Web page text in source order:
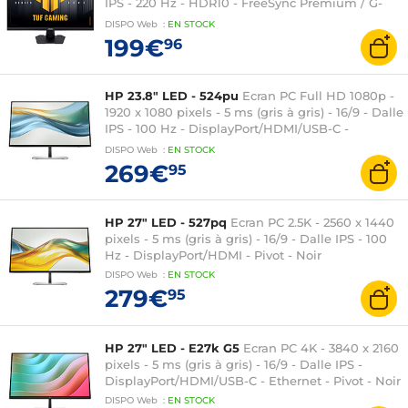
SYNC Compatible - HDMI/DisplayPort - Noir
DISPO Web : EN STOCK
199€96
HP 23.8" LED - 524pu Ecran PC Full HD 1080p -
1920 x 1080 pixels - 5 ms (gris à gris) - 16/9 - Dalle
IPS - 100 Hz - DisplayPort/HDMI/USB-C -
Ethernet - Noir
DISPO Web : EN STOCK
269€95
HP 27" LED - 527pq Ecran PC 2.5K - 2560 x 1440
pixels - 5 ms (gris à gris) - 16/9 - Dalle IPS - 100
Hz - DisplayPort/HDMI - Pivot - Noir
DISPO Web : EN STOCK
279€95
HP 27" LED - E27k G5 Ecran PC 4K - 3840 x 2160
pixels - 5 ms (gris à gris) - 16/9 - Dalle IPS -
DisplayPort/HDMI/USB-C - Ethernet - Pivot - Noir
DISPO Web : EN STOCK